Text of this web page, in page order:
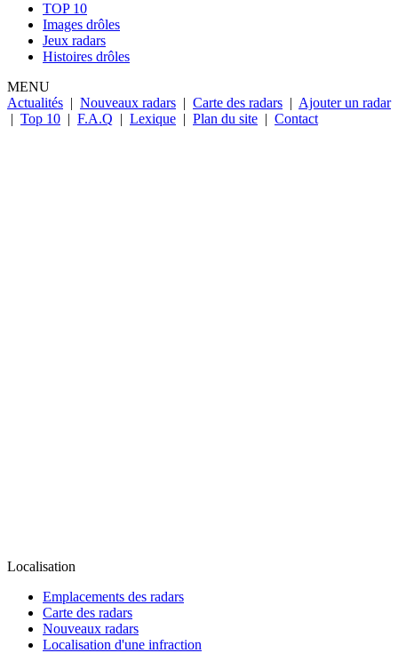
TOP 10
Images drôles
Jeux radars
Histoires drôles
MENU
Actualités | Nouveaux radars | Carte des radars | Ajouter un radar
| Top 10 | F.A.Q | Lexique | Plan du site | Contact
Localisation
Emplacements des radars
Carte des radars
Nouveaux radars
Localisation d'une infraction